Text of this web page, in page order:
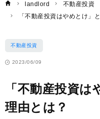
landlord
不動産投資
「不動産投資はやめとけ」
不動産投資
2023/06/09
「不動産投資
理由とは？